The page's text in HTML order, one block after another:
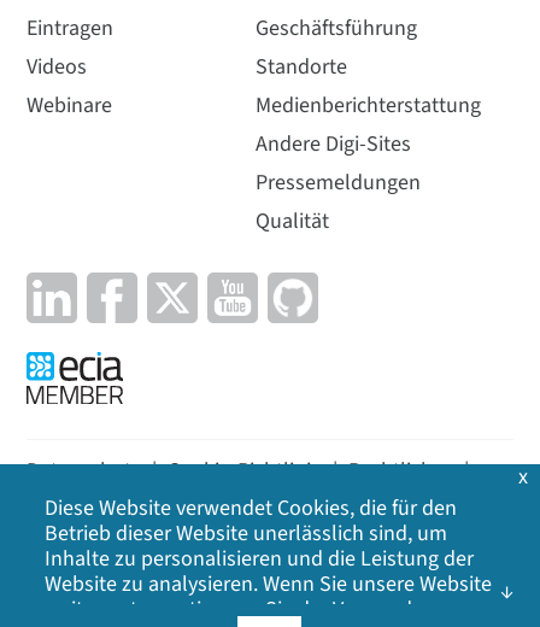
Eintragen
Videos
Webinare
Geschäftsführung
Standorte
Medienberichterstattung
Andere Digi-Sites
Pressemeldungen
Qualität
Datenschutz | Cookie-Richtlinie | Rechtliches |
Lageplan
©2026Digi International Inc. Alle Rechte
vorbehalten.
Diese Website verwendet Cookies, die für den
Betrieb dieser Website unerlässlich sind, um
Inhalte zu personalisieren und die Leistung der
Website zu analysieren. Wenn Sie unsere Website
weiter nutzen, stimmen Sie der Verwendung
x